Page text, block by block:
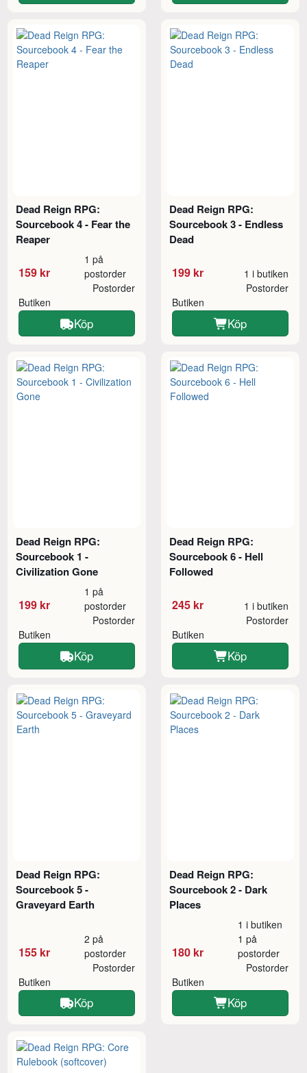
Dead Reign RPG:
Sourcebook 4 - Fear the
Reaper
159 kr
1 på
postorder
Butiken
Postorder
Köp
Dead Reign RPG:
Sourcebook 3 - Endless
Dead
199 kr 1 i butiken
Butiken
Postorder
Köp
Dead Reign RPG:
Sourcebook 1 -
Civilization Gone
199 kr
1 på
postorder
Butiken
Postorder
Köp
Dead Reign RPG:
Sourcebook 6 - Hell
Followed
245 kr 1 i butiken
Butiken
Postorder
Köp
Dead Reign RPG:
Sourcebook 5 -
Graveyard Earth
155 kr
2 på
postorder
Butiken
Postorder
Köp
Dead Reign RPG:
Sourcebook 2 - Dark
Places
180 kr
1 i butiken
1 på
postorder
Butiken
Postorder
Köp